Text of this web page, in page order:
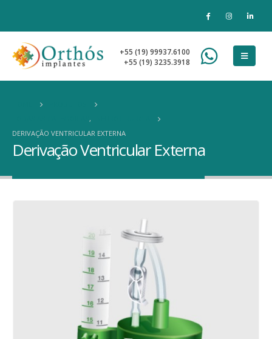
+55 (19) 99937.6100
+55 (19) 3235.3918
,
DERIVAÇÃO VENTRICULAR EXTERNA
Derivação Ventricular Externa